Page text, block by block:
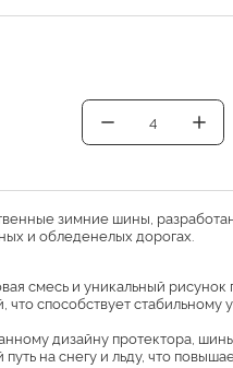
зимние шины,
и обледенелых дорогах.
смесь и уникальный рисунок
способствует стабильному
дизайну протектора,
на снегу и льду, что